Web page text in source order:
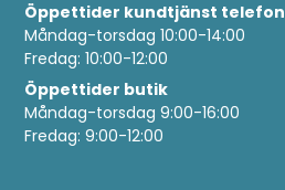
Öppettider kundtjänst telefon
Måndag-torsdag 10:00-14:00
Fredag: 10:00-12:00
Öppettider butik
Måndag-torsdag 9:00-16:00
Fredag: 9:00-12:00